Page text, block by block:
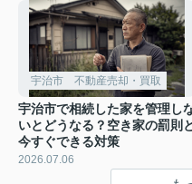
宇治市 不動産売却・買取
宇治市で相続した家を管理し
いとどうなる？空き家の罰則
今すぐできる対策
2026.07.06